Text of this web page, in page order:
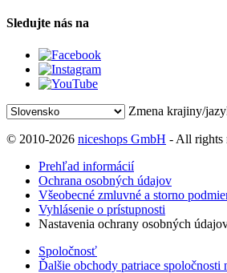
Sledujte nás na
Zmena krajiny/
© 2010-2026 niceshops GmbH - All rights
Prehľad informácií
Ochrana osobných údajov
Všeobecné zmluvné a storno
Vyhlásenie o prístupnosti
Nastavenia ochrany osobných
Spoločnosť
Ďalšie obchody patriace spoločnosti